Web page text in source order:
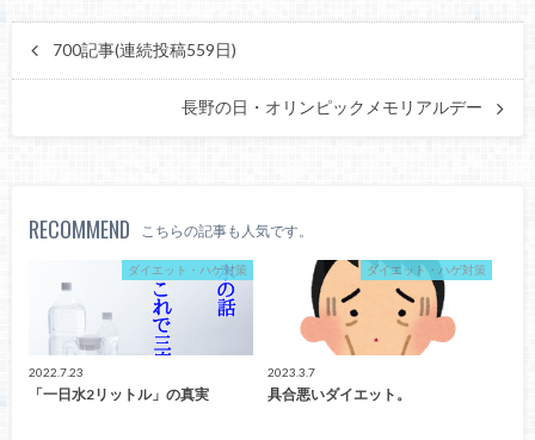
700記事(連続投稿559日)
長野の日・オリンピックメモリアルデー
RECOMMEND こちらの記事も人気です。
ダイエット・ハゲ対策
2022.7.23
「一日水2リットル」の真実
ダイエット・ハゲ対策
2023.3.7
具合悪いダイエット。